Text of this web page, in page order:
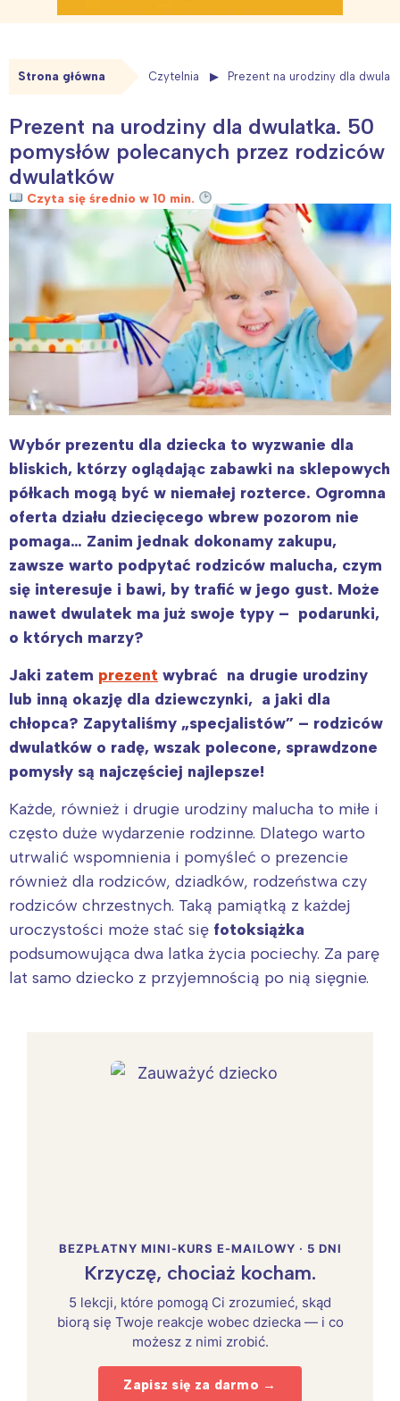
Strona główna Czytelnia Prezent na urodziny dla
Prezent na urodziny dla dwulatka. 50
pomysłów polecanych przez rodziców
dwulatków
Czyta się średnio w 10 min.
Wybór prezentu dla dziecka to wyzwanie dla
bliskich, którzy oglądając zabawki na sklepowych
półkach mogą być w niemałej rozterce. Ogromna
oferta działu dziecięcego wbrew pozorom nie
pomaga… Zanim jednak dokonamy zakupu,
zawsze warto podpytać rodziców malucha, czym
się interesuje i bawi, by trafić w jego gust. Może
nawet dwulatek ma już swoje typy – podarunki,
o których marzy?
Jaki zatem prezent wybrać na drugie urodziny
lub inną okazję dla dziewczynki, a jaki dla
chłopca? Zapytaliśmy „specjalistów” – rodziców
dwulatków o radę, wszak polecone, sprawdzone
pomysły są najczęściej najlepsze!
Każde, również i drugie urodziny malucha to miłe i
często duże wydarzenie rodzinne. Dlatego warto
utrwalić wspomnienia i pomyśleć o prezencie
również dla rodziców, dziadków, rodzeństwa czy
rodziców chrzestnych. Taką pamiątką z każdej
uroczystości może stać się fotoksiążka
podsumowująca dwa latka życia pociechy. Za parę
lat samo dziecko z przyjemnością po nią sięgnie.
BEZPŁATNY MINI-KURS E-MAILOWY · 5 DNI
Krzyczę, chociaż kocham.
5 lekcji, które pomogą Ci zrozumieć, skąd
biorą się Twoje reakcje wobec dziecka — i co
możesz z nimi zrobić.
Zapisz się za darmo →